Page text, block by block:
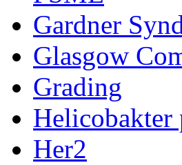
Gardner
Glasgow
Grading
Her2